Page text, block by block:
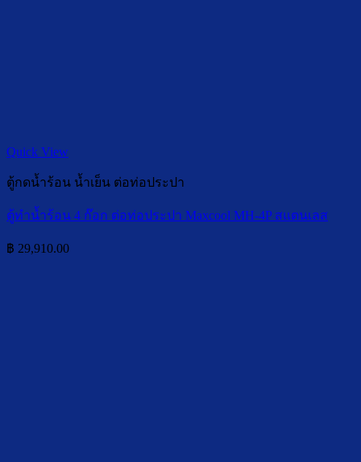
Quick View
ตู้กดน้ำร้อน น้ำเย็น ต่อท่อประปา
ตู้ทำน้ำร้อน 4 ก๊อก ต่อท่อประปา Maxcool MH-4P สแตนเลส
฿ 29,910.00